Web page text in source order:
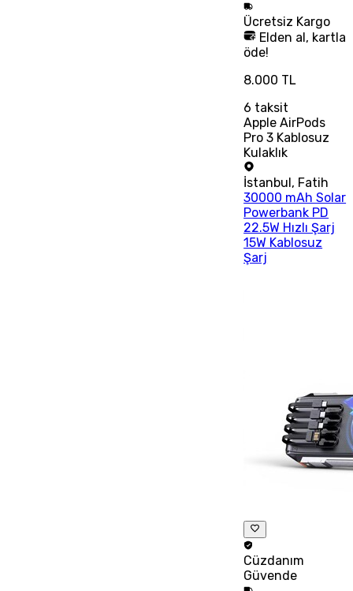
Ücretsiz Kargo
Elden al, kartla
öde!
8.000 TL
6 taksit
Apple AirPods
Pro 3 Kablosuz
Kulaklık
İstanbul, Fatih
30000 mAh Solar
Powerbank PD
22.5W Hızlı Şarj
15W Kablosuz
Şarj
Cüzdanım
Güvende